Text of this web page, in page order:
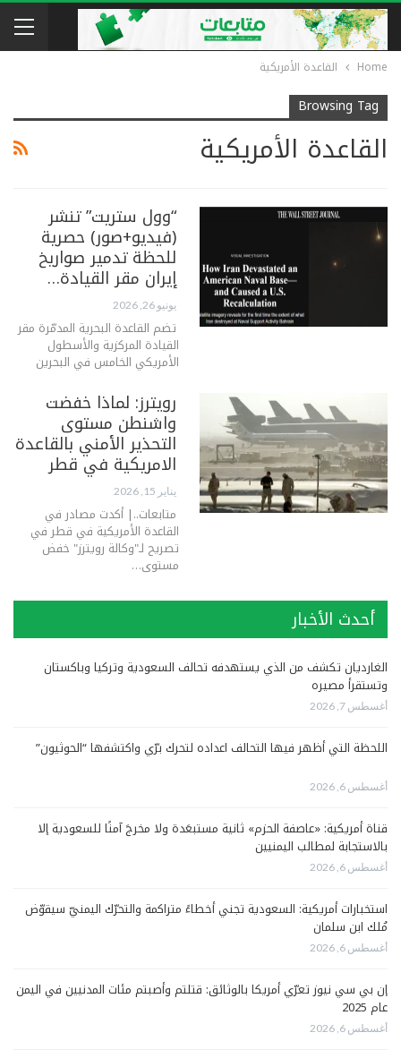
Home القاعدة الأمريكية
Browsing Tag
القاعدة الأمريكية
“وول ستريت” تنشر
(فيديو+صور) حصرية
للحظة تدمير صواريخ
إيران مقر القيادة…
يونيو 26, 2026
تضم القاعدة البحرية المدمّرة مقر
القيادة المركزية والأسطول
الأمريكي الخامس في البحرين
رويترز: لماذا خفضت
واشنطن مستوى
التحذير الأمني ​​بالقاعدة
الامريكية في قطر
يناير 15, 2026
متابعات..| أكدت مصادر في
القاعدة الأمريكية في قطر في
تصريح لـ"وكالة رويترز" خفض
مستوى…
أحدث الأخبار
الغارديان تكشف من الذي يستهدفه تحالف السعودية وتركيا وباكستان
وتستقرأ مصيره
أغسطس 7, 2026
اللحظة التي أظهر فيها التحالف اعداده لتحرك برّي واكتشفها “الحوثيون”
أغسطس 6, 2026
قناة أمريكية: «عاصفة الحزم» ثانية مستبعَدة ولا مخرجَ آمنًا للسعودية إلا
بالاستجابة لمطالب اليمنيين
أغسطس 6, 2026
استخبارات أمريكية: السعودية تجني أخطاءً متراكمة والتحرّك اليمنيّ سيقوّض
مُلك ابن سلمان
أغسطس 6, 2026
إن بي سي نيوز تعرّي أمريكا بالوثائق: قتلتم وأصبتم مئات المدنيين في اليمن
عام 2025
أغسطس 6, 2026